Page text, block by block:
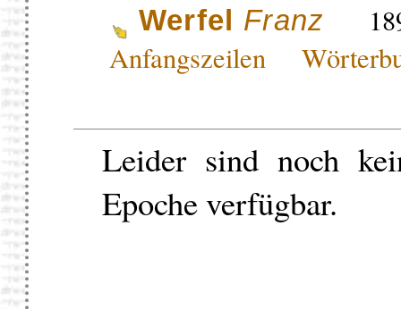
Werfel Franz
Anfangszeilen
Leider sind noch
Epoche verfügbar.